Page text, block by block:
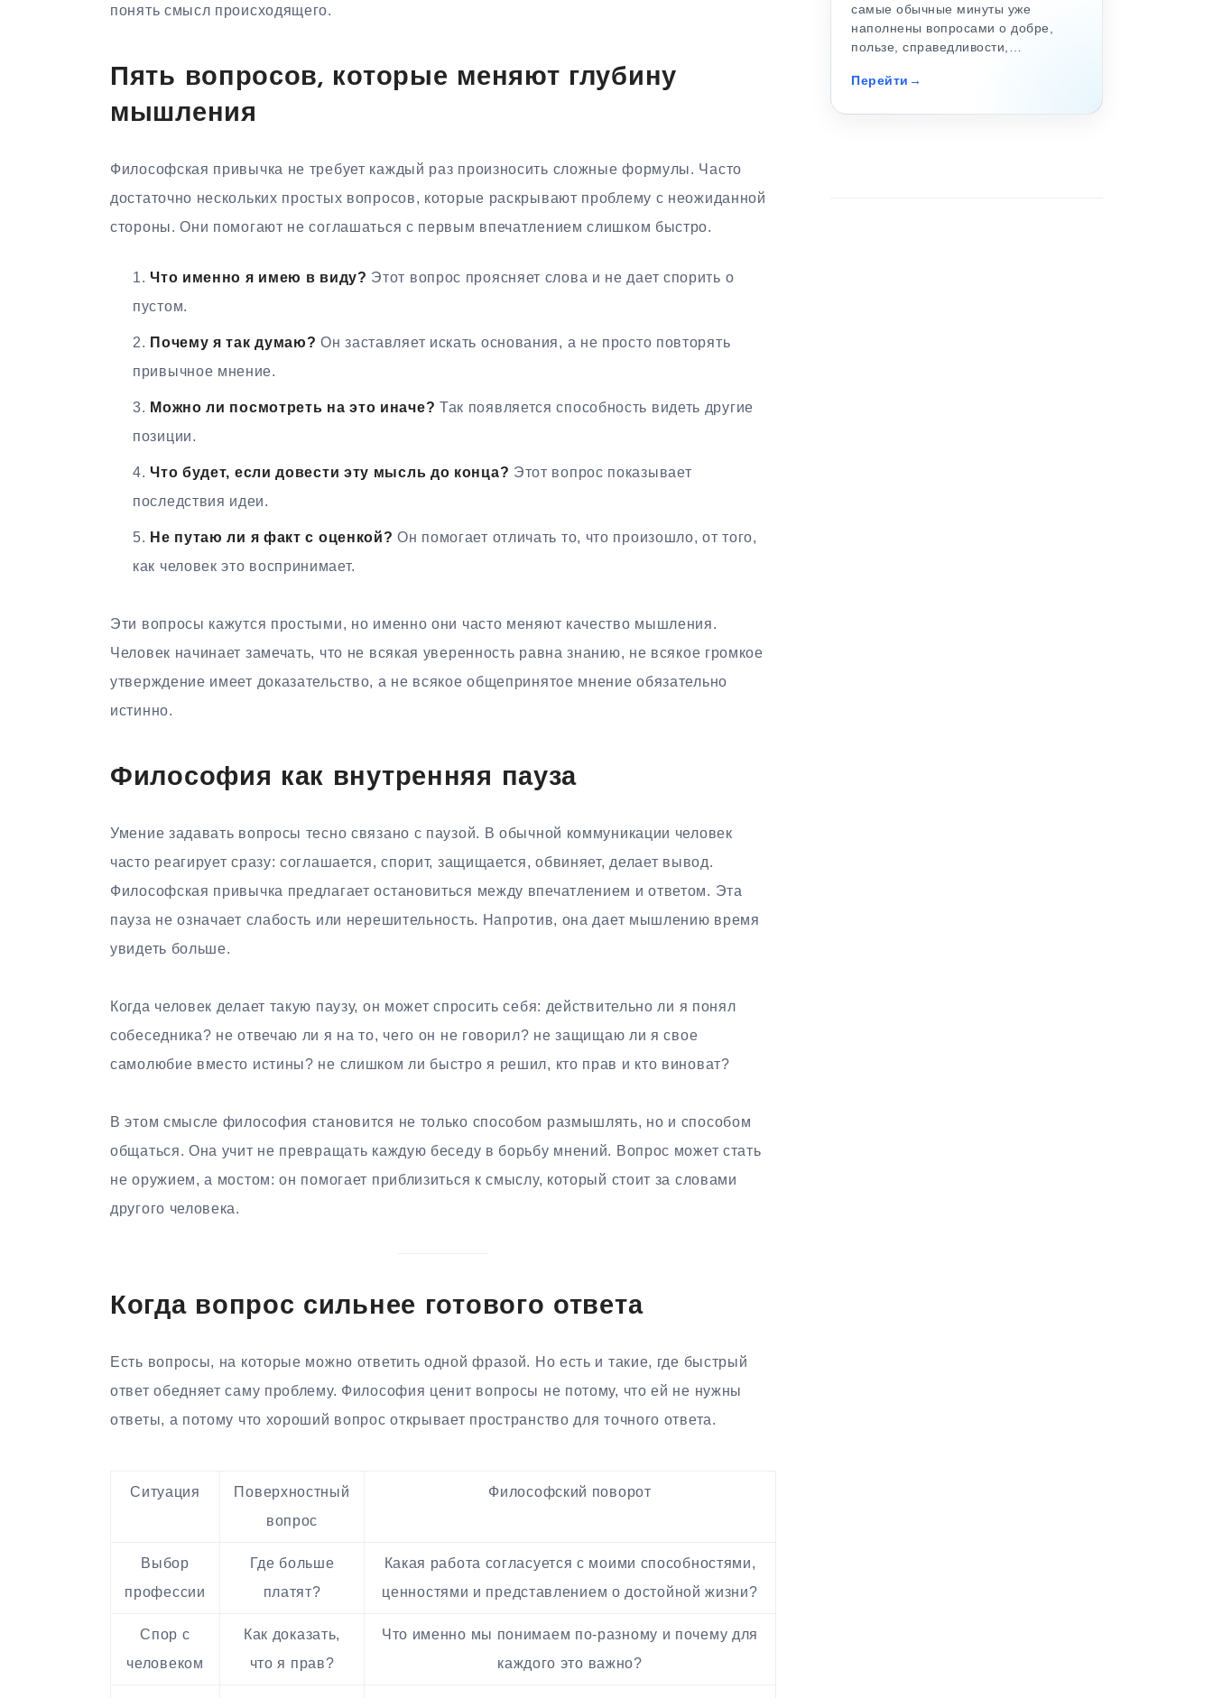
понять смысл происходящего.
Пять вопросов, которые меняют глубину
мышления
Философская привычка не требует каждый раз произносить сложные формулы. Часто
достаточно нескольких простых вопросов, которые раскрывают проблему с неожиданной
стороны. Они помогают не соглашаться с первым впечатлением слишком быстро.
Что именно я имею в виду? Этот вопрос проясняет слова и не дает спорить о
пустом.
Почему я так думаю? Он заставляет искать основания, а не просто повторять
привычное мнение.
Можно ли посмотреть на это иначе? Так появляется способность видеть другие
позиции.
Что будет, если довести эту мысль до конца? Этот вопрос показывает
последствия идеи.
Не путаю ли я факт с оценкой? Он помогает отличать то, что произошло, от того,
как человек это воспринимает.
Эти вопросы кажутся простыми, но именно они часто меняют качество мышления.
Человек начинает замечать, что не всякая уверенность равна знанию, не всякое громкое
утверждение имеет доказательство, а не всякое общепринятое мнение обязательно
истинно.
Философия как внутренняя пауза
Умение задавать вопросы тесно связано с паузой. В обычной коммуникации человек
часто реагирует сразу: соглашается, спорит, защищается, обвиняет, делает вывод.
Философская привычка предлагает остановиться между впечатлением и ответом. Эта
пауза не означает слабость или нерешительность. Напротив, она дает мышлению время
увидеть больше.
Когда человек делает такую паузу, он может спросить себя: действительно ли я понял
собеседника? не отвечаю ли я на то, чего он не говорил? не защищаю ли я свое
самолюбие вместо истины? не слишком ли быстро я решил, кто прав и кто виноват?
В этом смысле философия становится не только способом размышлять, но и способом
общаться. Она учит не превращать каждую беседу в борьбу мнений. Вопрос может стать
не оружием, а мостом: он помогает приблизиться к смыслу, который стоит за словами
другого человека.
Когда вопрос сильнее готового ответа
Есть вопросы, на которые можно ответить одной фразой. Но есть и такие, где быстрый
ответ обедняет саму проблему. Философия ценит вопросы не потому, что ей не нужны
ответы, а потому что хороший вопрос открывает пространство для точного ответа.
Ситуация
Поверхностный
вопрос
Философский поворот
Выбор
профессии
Где больше
платят?
Какая работа согласуется с моими способностями,
ценностями и представлением о достойной жизни?
Спор с
человеком
Как доказать,
что я прав?
Что именно мы понимаем по-разному и почему для
каждого это важно?
самые обычные минуты уже
наполнены вопросами о добре,
пользе, справедливости,…
Перейти